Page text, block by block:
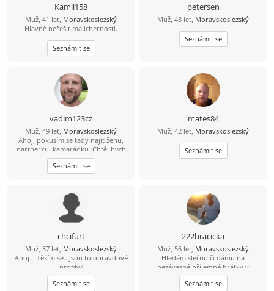
Kamil158
Muž, 41 let, Moravskoslezský
Hlavně neřešit malichernosti.
Seznámit se
petersen
Muž, 43 let, Moravskoslezský
Seznámit se
vadim123cz
Muž, 49 let, Moravskoslezský
Ahoj, pokusím se tady najít ženu,
partnerku, kamarádku. Chtěl bych
opět najít lásku a důvěru na kterou
jsem doplatil Mám rád sport
zábavu,zahradu a povídání s
Seznámit se
mates84
Muž, 42 let, Moravskoslezský
Seznámit se
chcifurt
Muž, 37 let, Moravskoslezský
Ahoj... Těším se.. Jsou tu opravdové
profily?
Seznámit se
222hracicka
Muž, 56 let, Moravskoslezský
Hledám slečnu či dámu na
nezávazné příjemné hrátky v
dopoledních hodinách. Žádné
následné komplikace! :-D Ostravsko
Seznámit se